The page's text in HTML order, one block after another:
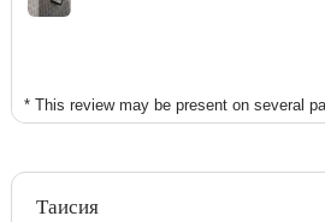
* This review may be present on several
Таисия